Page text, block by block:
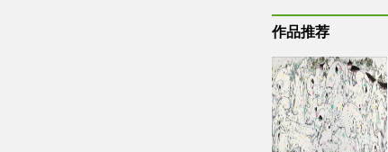
作品推荐